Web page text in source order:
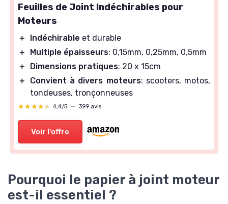
Feuilles de Joint Indéchirables pour
Moteurs
＋ Indéchirable et durable
＋
Multiple épaisseurs: 0,15mm, 0,25mm, 0,5mm
＋
Dimensions pratiques: 20 x 15cm
＋
Convient à divers moteurs: scooters, motos,
tondeuses, tronçonneuses
★★★★★
★★★★★ 4,4/5 — 399 avis
Voir l'offre
Pourquoi le papier à joint moteur
est-il essentiel ?